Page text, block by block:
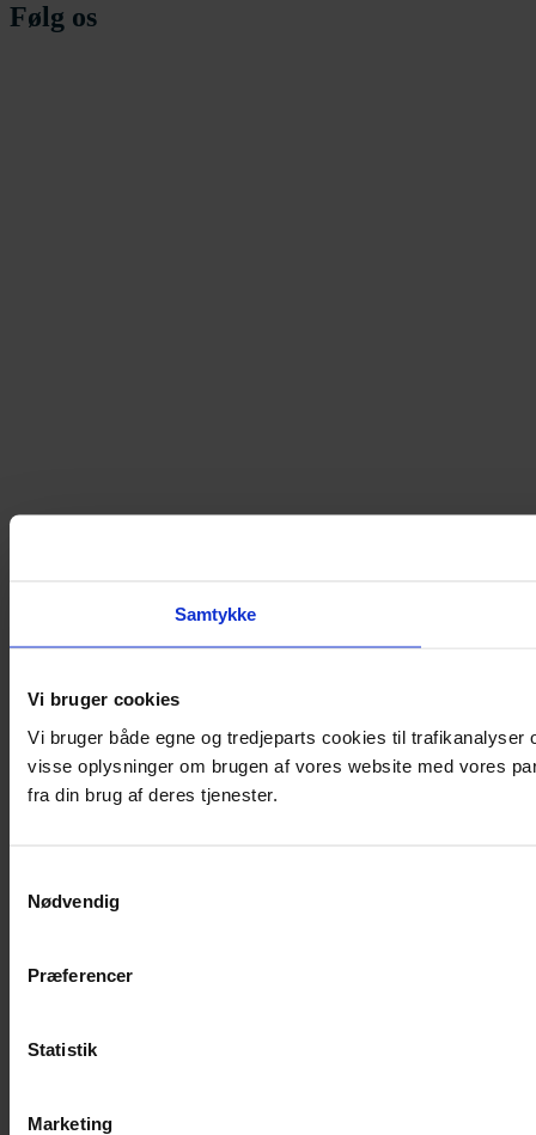
Samtykke
Vi bruger cookies
Vi bruger både egne og tredjeparts cookies til
visse oplysninger om brugen af vores website med vores
fra din brug af deres tjenester.
Nødvendig
Præferencer
Statistik
Marketing
Følg os